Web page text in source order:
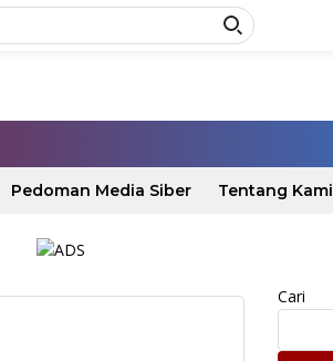
Pedoman Media Siber Tentang Kami
Cari